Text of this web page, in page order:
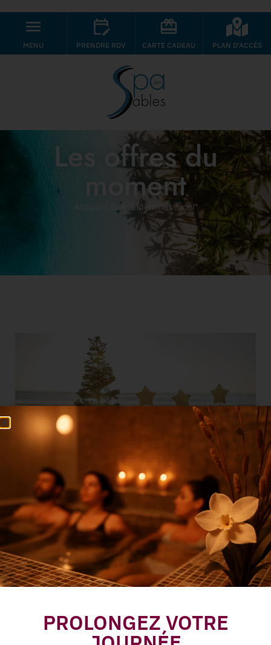
MENU PRENDRE RDV CARTE CADEAU PLAN D'ACCÉS
Les offres du
moment
Accueil / Sujets identifiés “noel”
Offre Noël 2018
En savoir plus »
Ne manquez plus nos offres
Abonnez-vous à notre
PROLONGEZ VOTRE